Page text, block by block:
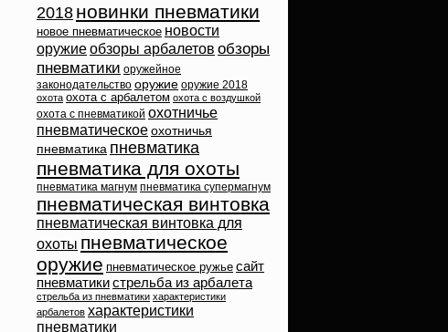
2018 новинки пневматики
новое пневматическое новости
оружиеобзоры арбалетов обзоры
пневматики оружейное
законодательство оружие оружие 2018
охота охота с арбалетом охота с воздушкой
охота с пневматикой охотничье
пневматическое охотничья
пневматика пневматика
пневматика для охоты
пневматика магнум пневматика супермагнум
пневматическая винтовка
пневматическая винтовка для
охоты пневматическое
оружие пневматическое ружье сайт
пневматикистрельба из арбалета
стрельба из пневматики характеристики
арбалетов характеристики
пневматики